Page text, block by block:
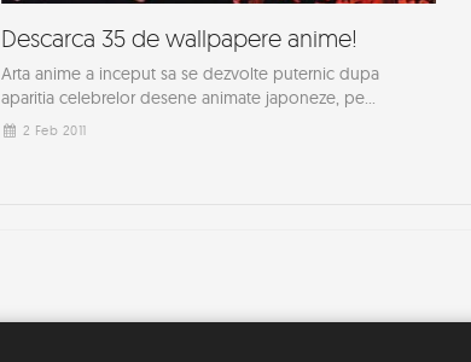
Descarca 35 de wallpapere anime!
Arta anime a inceput sa se dezvolte puternic dupa
aparitia celebrelor desene animate japoneze, pe...
2 Feb 2011